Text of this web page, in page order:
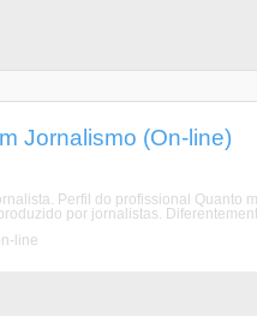
Jornalismo (On-line)
Perfil do profissional Quanto
por jornalistas.
line